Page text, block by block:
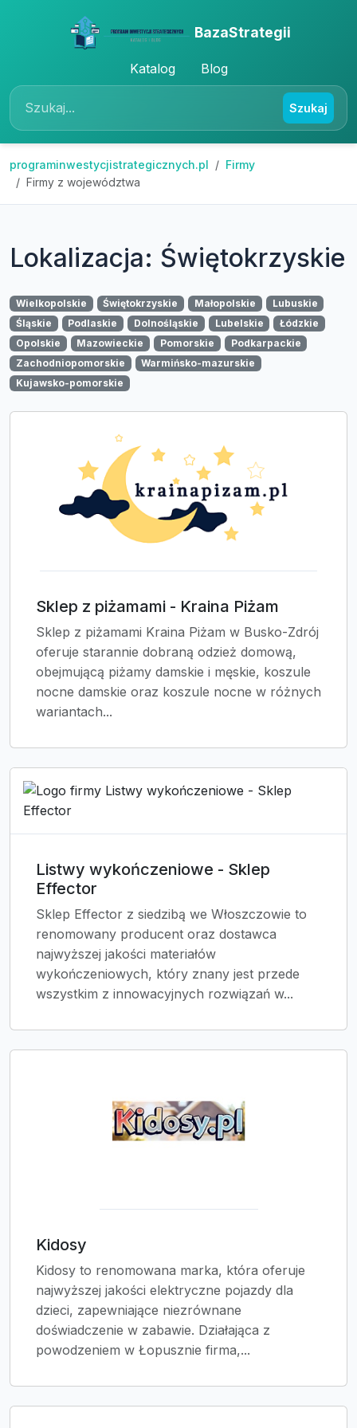
BazaStrategii
Katalog Blog
Szukaj
programinwestycjistrategicznych.pl
Firmy
Firmy z województwa
Lokalizacja: Świętokrzyskie
Wielkopolskie Świętokrzyskie Małopolskie
Lubuskie
Śląskie
Podlaskie Dolnośląskie Lubelskie
Łódzkie
Opolskie
Mazowieckie Pomorskie
Podkarpackie
Zachodniopomorskie
Warmińsko-mazurskie
Kujawsko-pomorskie
Sklep z piżamami - Kraina Piżam
Sklep z piżamami Kraina Piżam w Busko-Zdrój
oferuje starannie dobraną odzież domową,
obejmującą piżamy damskie i męskie, koszule
nocne damskie oraz koszule nocne w różnych
wariantach...
Listwy wykończeniowe - Sklep
Effector
Sklep Effector z siedzibą we Włoszczowie to
renomowany producent oraz dostawca
najwyższej jakości materiałów
wykończeniowych, który znany jest przede
wszystkim z innowacyjnych rozwiązań w...
Kidosy
Kidosy to renomowana marka, która oferuje
najwyższej jakości elektryczne pojazdy dla
dzieci, zapewniające niezrównane
doświadczenie w zabawie. Działająca z
powodzeniem w Łopusznie firma,...